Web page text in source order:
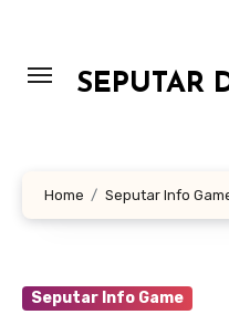
konten
SEPUTAR
Home Seputar Info
Seputar Info Game